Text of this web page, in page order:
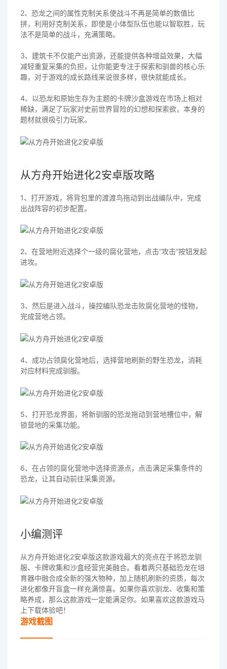
2、恐龙之间的属性克制关系使战斗不再是简单的数值比
拼，利用好克制关系，即使是小体型队伍也能以智取胜，玩
法不是简单的战斗，充满策略。
3、建筑卡不仅能产出资源，还能提供各种增益效果，大幅
减轻重复采集的负担，让你能更专注于探索和驯兽的核心乐
趣，对于游戏的成长路线来说很多样，很快就能成长。
4、以恐龙和原始生存为主题的卡牌沙盒游戏在市场上相对
稀缺，满足了玩家对史前世界冒险的幻想和探索欲，本身的
题材就很吸引力玩家。
从方舟开始进化2安卓版攻略
1、打开游戏，将背包里的渡渡鸟拖动到出战编队中，完成
出战阵容的初步配置。
2、在营地附近选择个一级的腐化营地，点击“攻击”按钮发起
进攻。
3、然后是进入战斗，操控编队恐龙击败腐化营地的怪物，
完成营地占领。
4、成功占领腐化营地后，选择营地刷新的野生恐龙，消耗
对应材料完成驯服。
5、打开恐龙界面，将新驯服的恐龙拖动到营地槽位中，解
锁营地的采集功能。
6、在占领的腐化营地中选择资源点，点击满足采集条件的
恐龙，让其自动前往采集资源。
小编测评
从方舟开始进化2安卓版这款游戏最大的亮点在于将恐龙驯
服、卡牌收集和沙盒经营完美融合。看着两只基础恐龙在培
育器中融合成全新的强大物种，加上随机刷新的资质，每次
进化都像开盲盒一样充满惊喜。如果你喜欢驯龙、收集和策
略养成，那么这款游戏一定能满足你。如果喜欢这款游戏马
上下载体验吧！
游戏截图